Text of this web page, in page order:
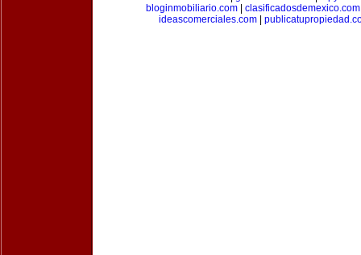
bloginmobiliario.com| clasificadosdemexico.com
ideascomerciales.com|